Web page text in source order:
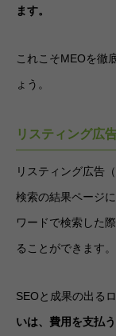
ます。
これこそMEOを徹
ょう。
リスティング広
リスティング広告
検索の結果ページ
ワードで検索した
ることができます。
SEOと成果の出る
いは、費用を支払